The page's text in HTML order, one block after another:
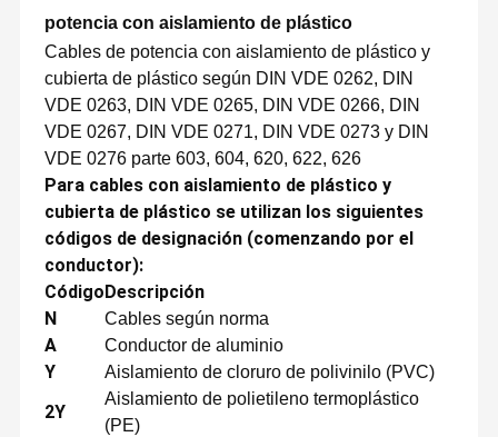
potencia con aislamiento de plástico
Cables de potencia con aislamiento de plástico y
cubierta de plástico según DIN VDE 0262, DIN
VDE 0263, DIN VDE 0265, DIN VDE 0266, DIN
VDE 0267, DIN VDE 0271, DIN VDE 0273 y DIN
VDE 0276 parte 603, 604, 620, 622, 626
Para cables con aislamiento de plástico y
cubierta de plástico se utilizan los siguientes
códigos de designación (comenzando por el
conductor):
Código Descripción
N
Cables según norma
A Conductor de aluminio
Y Aislamiento de cloruro de polivinilo (PVC)
2Y
Aislamiento de polietileno termoplástico
(PE)